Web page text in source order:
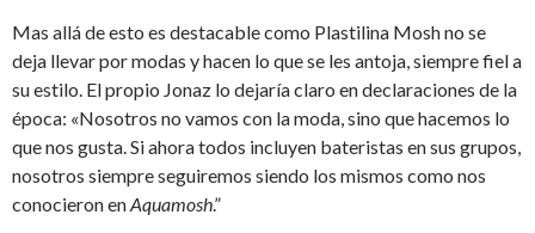
Mas allá de esto es destacable como Plastilina Mosh no se
deja llevar por modas y hacen lo que se les antoja, siempre fiel a
su estilo. El propio Jonaz lo dejaría claro en declaraciones de la
época: «Nosotros no vamos con la moda, sino que hacemos lo
que nos gusta. Si ahora todos incluyen bateristas en sus grupos,
nosotros siempre seguiremos siendo los mismos como nos
conocieron enAquamosh.”